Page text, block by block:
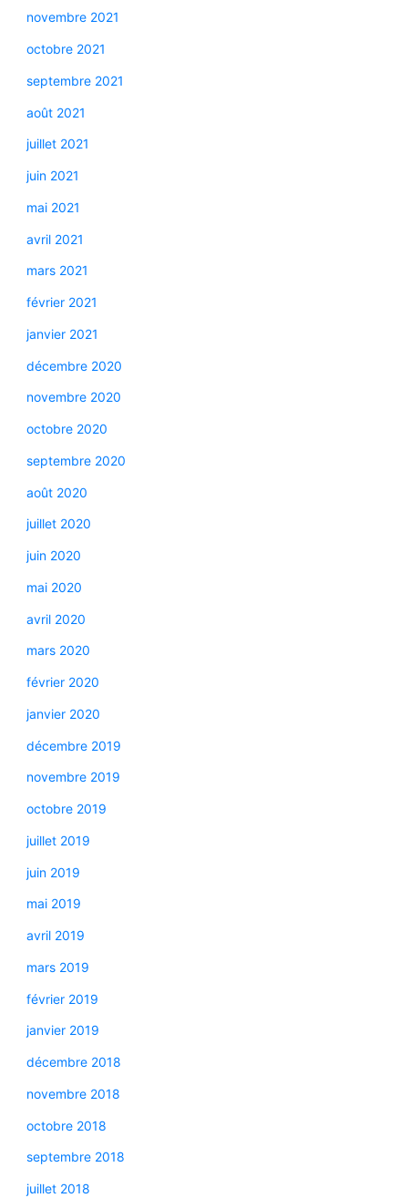
novembre 2021
octobre 2021
septembre 2021
août 2021
juillet 2021
juin 2021
mai 2021
avril 2021
mars 2021
février 2021
janvier 2021
décembre 2020
novembre 2020
octobre 2020
septembre 2020
août 2020
juillet 2020
juin 2020
mai 2020
avril 2020
mars 2020
février 2020
janvier 2020
décembre 2019
novembre 2019
octobre 2019
juillet 2019
juin 2019
mai 2019
avril 2019
mars 2019
février 2019
janvier 2019
décembre 2018
novembre 2018
octobre 2018
septembre 2018
juillet 2018